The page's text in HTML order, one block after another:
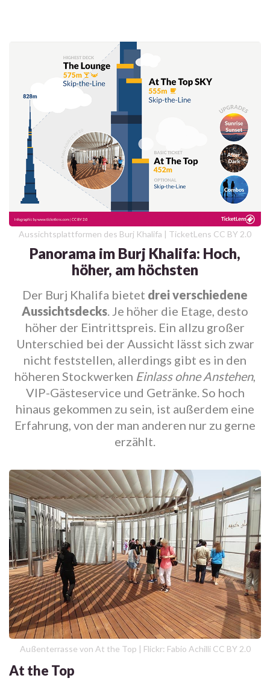
Aussichtsplattformen des Burj Khalifa | TicketLens CC BY 2.0
Panorama im Burj Khalifa: Hoch,
höher, am höchsten
Der Burj Khalifa bietet drei verschiedene
Aussichtsdecks. Je höher die Etage, desto
höher der Eintrittspreis. Ein allzu großer
Unterschied bei der Aussicht lässt sich zwar
nicht feststellen, allerdings gibt es in den
höheren Stockwerken Einlass ohne Anstehen,
VIP-Gästeservice und Getränke. So hoch
hinaus gekommen zu sein, ist außerdem eine
Erfahrung, von der man anderen nur zu gerne
erzählt.
Außenterrasse von At the Top | Flickr: Fabio Achilli CC BY 2.0
At the Top